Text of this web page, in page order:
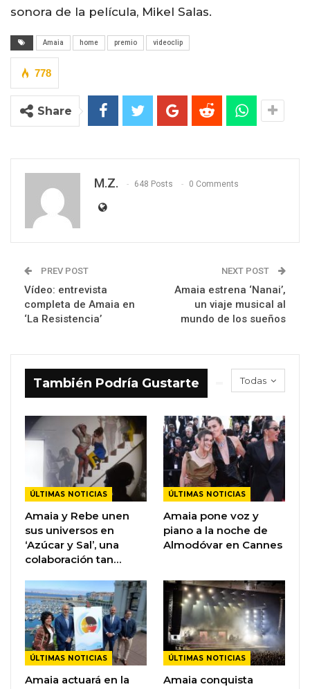
sonora de la película, Mikel Salas.
Amaia home premio videoclip
778
Share
M.Z. 648 Posts 0 Comments
PREV POST
Vídeo: entrevista
completa de Amaia en
‘La Resistencia’
NEXT POST
Amaia estrena ‘Nanai’,
un viaje musical al
mundo de los sueños
Todas
También Podría Gustarte
ÚLTIMAS NOTICIAS
Amaia y Rebe unen
sus universos en
‘Azúcar y Sal’, una
colaboración tan…
ÚLTIMAS NOTICIAS
Amaia pone voz y
piano a la noche de
Almodóvar en Cannes
ÚLTIMAS NOTICIAS
Amaia actuará en la
ÚLTIMAS NOTICIAS
Amaia conquista